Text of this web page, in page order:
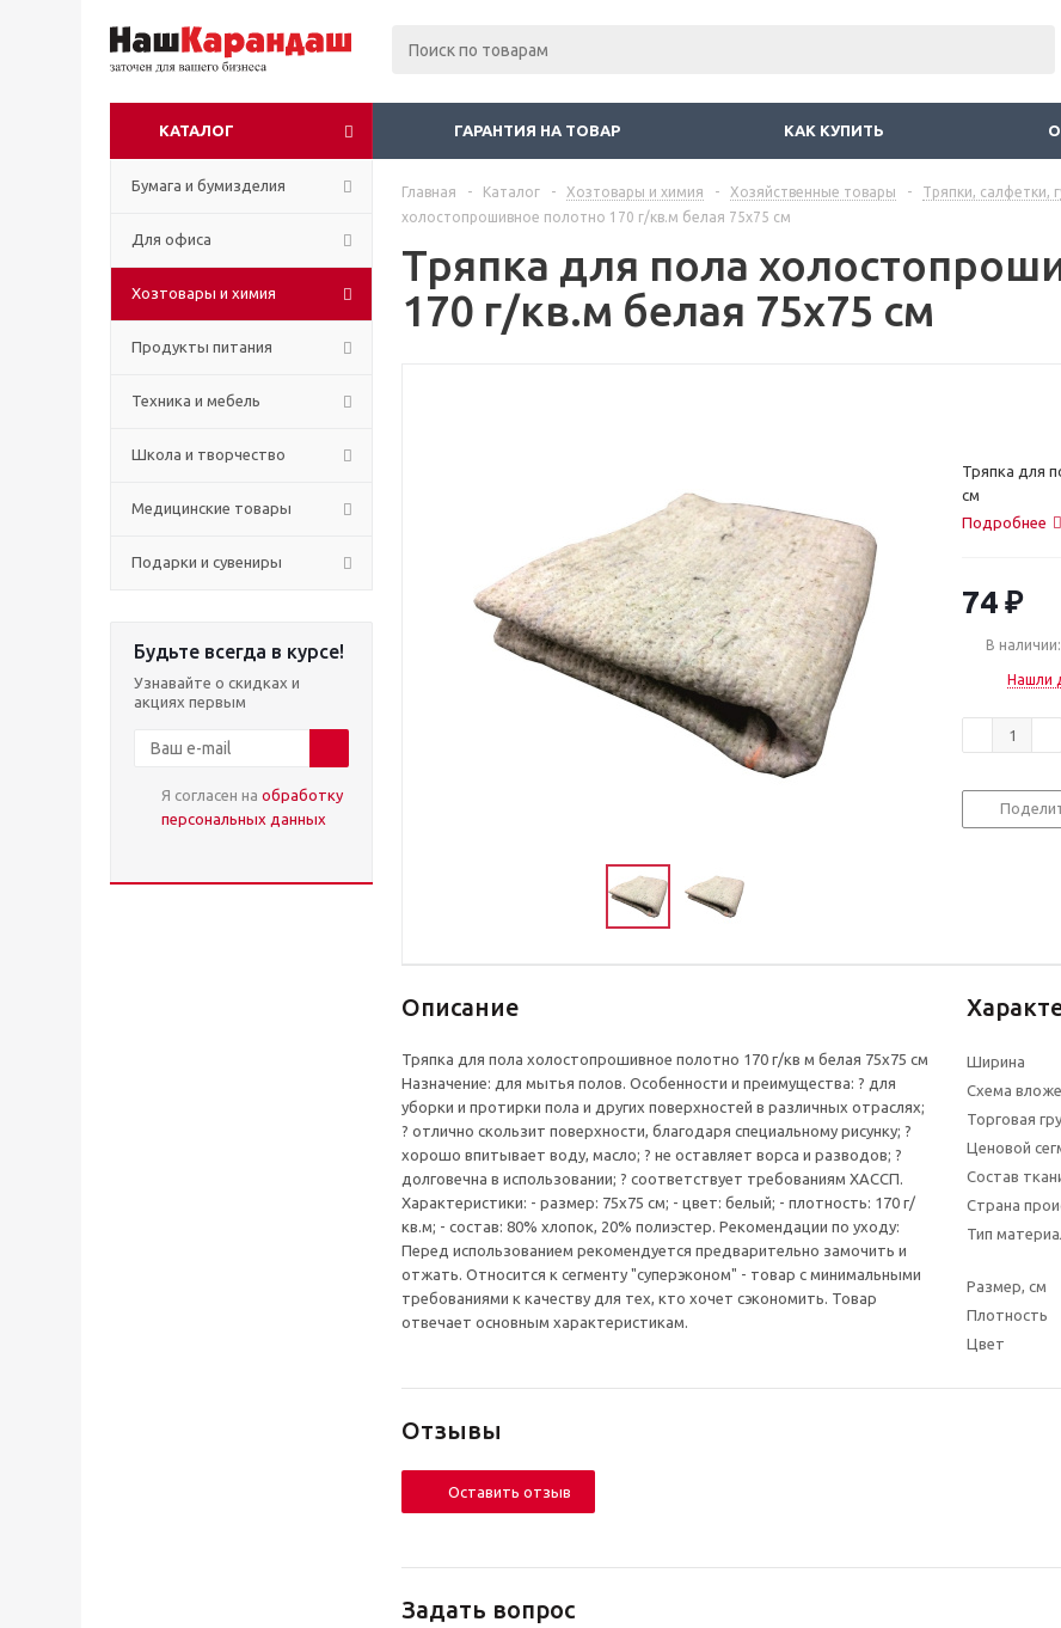
КАТАЛОГ ГАРАНТИЯ НА ТОВАР КАК КУПИТЬ
Бумага и бумизделия
Для офиса
Хозтовары и химия
Продукты питания
Техника и мебель
Школа и творчество
Медицинские товары
Подарки и сувениры
Будьте всегда в курсе!
Узнавайте о скидках и
акциях первым
Я согласен на обработку
персональных данных
Главная - Каталог - Хозтовары и химия - Хозяйственные товары - Тряпки, салфетки,
холостопрошивное полотно 170 г/кв.м белая 75х75 см
Тряпка для пола
170 г/кв.м белая 75х75 см
Тряпка для
см
Подробнее
74 ₽
В
Нашли
Описание
Тряпка для пола холостопрошивное полотно 170 г/кв м белая 75x75 см
Назначение: для мытья полов. Особенности и преимущества: ? для
уборки и протирки пола и других поверхностей в различных отраслях;
? отлично скользит поверхности, благодаря специальному рисунку; ?
хорошо впитывает воду, масло; ? не оставляет ворса и разводов; ?
долговечна в использовании; ? соответствует требованиям ХАССП.
Характеристики: - размер: 75x75 см; - цвет: белый; - плотность: 170 г/
кв.м; - состав: 80% хлопок, 20% полиэстер. Рекомендации по уходу:
Перед использованием рекомендуется предварительно замочить и
отжать. Относится к сегменту "суперэконом" - товар с минимальными
требованиями к качеству для тех, кто хочет сэкономить. Товар
отвечает основным характеристикам.
Ширина
Схема
Торговая
Ценовой
Состав
Страна
Тип
Размер, см
Плотность
Цвет
Отзывы
Оставить отзыв
Задать вопрос